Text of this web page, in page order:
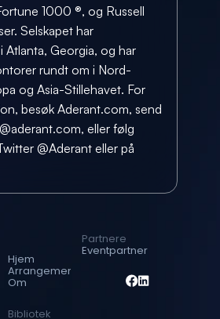
1000 ®, og Russell
Selskapet har
Georgia, og har
rundt om i Nord-
og Asia-Stillehavet. For
besøk Aderant.com, send
eller følg
@Aderant eller på
Hjem
Arrangementer
Om
Bibliotek
Partnere
Eventpartner